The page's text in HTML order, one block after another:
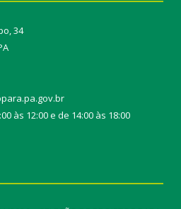
34
às 12:00 e de 14:00 às 18:00